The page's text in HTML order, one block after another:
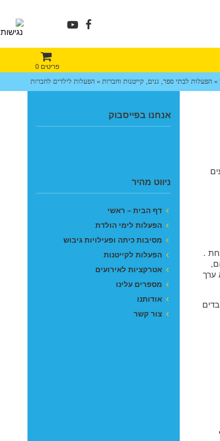
פריטים 0
» הפעלות לבתי ספר, גנים, קייטנות וחברות » הפעלות לילדים לחברות
.
ערך
אנחנו בפייסבוק
ניווט מהיר
דף הבית – ראשי
הפעלות לימי הולדת
מסיבות כיתה ופעילויות גיבוש
הפעלות לקייטנות
אטרקציות לאירועים
מספרים עלינו
אודותנו
צור קשר